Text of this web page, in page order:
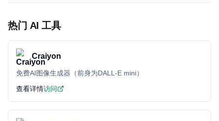
热门 AI 工具
Craiyon
免费AI图像生成器（前身为DALL-E mini）
查看详情访问